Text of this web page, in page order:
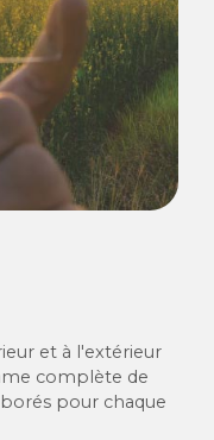
et à l'extérieur
complète de
pour chaque